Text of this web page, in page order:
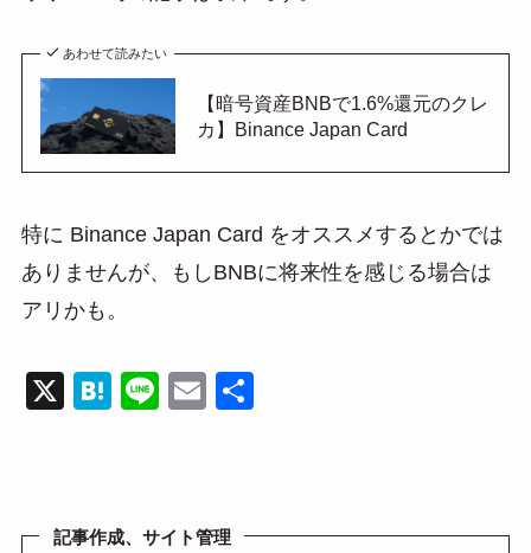
あわせて読みたい
【暗号資産BNBで1.6%還元のクレ
カ】Binance Japan Card
特に Binance Japan Card をオススメするとかでは
ありませんが、もしBNBに将来性を感じる場合は
アリかも。
X H
a
Li E 共
記事作成、サイト管理